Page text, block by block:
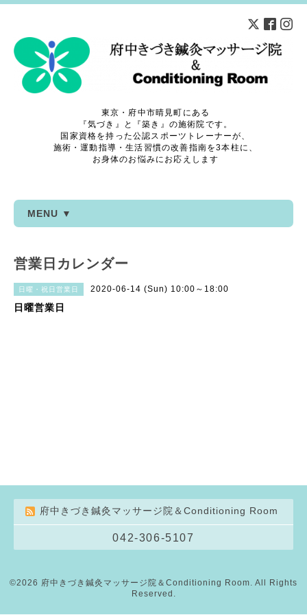
東京・府中市晴見町にある
『気づき』と『築き』の施術院です。
国家資格を持った公認スポーツトレーナーが、
施術・運動指導・生活習慣の改善指南を3本柱に、
お身体のお悩みにお応えします
MENU ▼
営業日カレンダー
日曜・祝日営業日 2020-06-14 (Sun) 10:00～18:00
日曜営業日
府中きづき鍼灸マッサージ院＆Conditioning Room
042-306-5107
©2026 府中きづき鍼灸マッサージ院＆Conditioning Room . All Rights
Reserved.